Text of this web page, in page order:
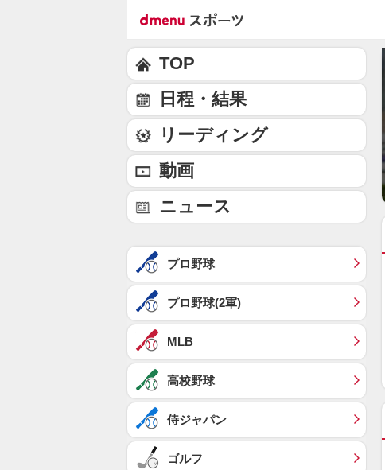
TOP
日程・結果
リーディング
動画
ニュース
プロ野球
プロ野球(2軍)
MLB
高校野球
侍ジャパン
ゴルフ